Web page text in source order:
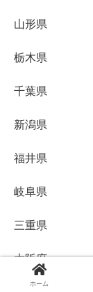
山形県
栃木県
千葉県
新潟県
福井県
岐阜県
三重県
大阪府
ホーム